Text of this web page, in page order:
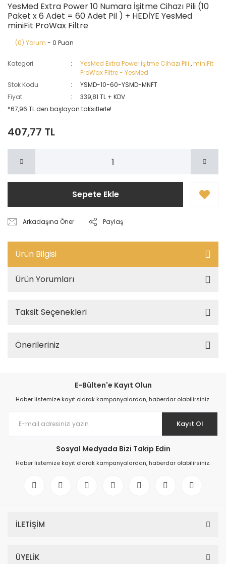
YesMed Extra Power 10 Numara İşitme Cihazı Pili (10
Paket x 6 Adet = 60 Adet Pil ) + HEDİYE YesMed
miniFit ProWax Filtre
(0) Yorum - 0 Puan
Kategori YesMed Extra Power İşitme Cihazı Pili ,miniFit
ProWax Filtre - YesMed
Stok Kodu
YSMD-10-60-YSMD-MNFT
Fiyat
339,81 TL + KDV
*67,96 TL den başlayan taksitlerle!
407,77 TL
Sepete Ekle
Arkadaşına Öner Paylaş
Ürün Bilgisi
Ürün Yorumları
Taksit Seçenekleri
Önerileriniz
E-Bülten'e Kayıt Olun
Haber listemize kayıt olarak kampanyalardan, haberdar olabilirsiniz.
Kayıt Ol
Sosyal Medyada Bizi Takip Edin
Haber listemize kayıt olarak kampanyalardan, haberdar olabilirsiniz.
İLETİŞİM
ÜYELİK